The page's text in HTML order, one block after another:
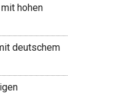
hohen
deutschem